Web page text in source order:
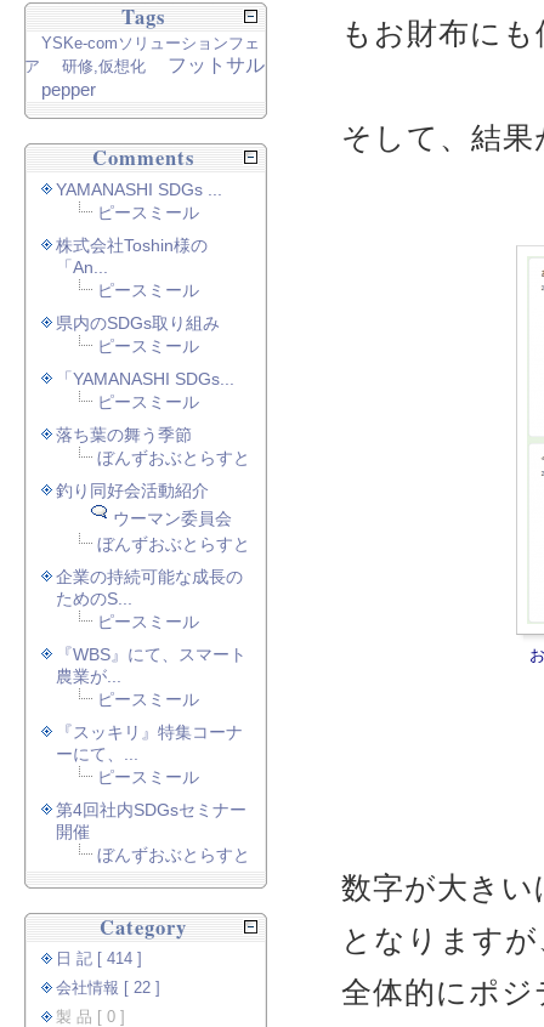
もお財布に
そして、結
数字が大き
となりますが
全体的にポ
Tags
YSKe-comソリューションフェ
ア
研修,仮想化
フットサル
pepper
Comments
YAMANASHI SDGs ...
ピースミール
株式会社Toshin様の
「An...
ピースミール
県内のSDGs取り組み
ピースミール
「YAMANASHI SDGs...
ピースミール
落ち葉の舞う季節
ぼんずおぶとらすと
釣り同好会活動紹介
ウーマン委員会
ぼんずおぶとらすと
企業の持続可能な成長の
ためのS...
ピースミール
『WBS』にて、スマート
農業が...
ピースミール
『スッキリ』特集コーナ
ーにて、...
ピースミール
第4回社内SDGsセミナー
開催
ぼんずおぶとらすと
Category
日 記 [ 414 ]
会社情報 [ 22 ]
製 品 [ 0 ]